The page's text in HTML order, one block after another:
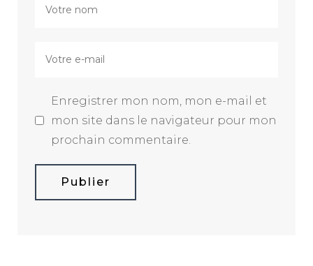
Enregistrer mon nom, mon e-mail et
mon site dans le navigateur pour mon
prochain commentaire.
Publier